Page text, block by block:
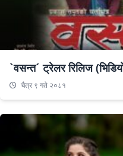
`वसन्त´ ट्रेलर रिलिज
चैत्र ९ गते २०८१